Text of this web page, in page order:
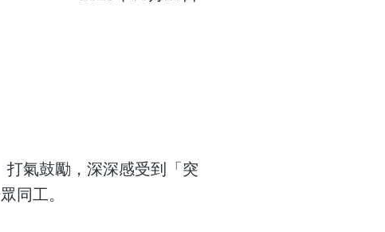
氣鼓勵，深深感受到「突
同工。